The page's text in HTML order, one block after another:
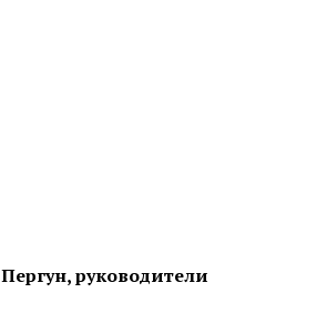
руководители